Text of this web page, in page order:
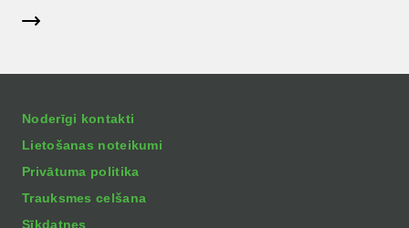
Noderīgi kontakti
Lietošanas noteikumi
Privātuma politika
Trauksmes celšana
Sīkdatnes